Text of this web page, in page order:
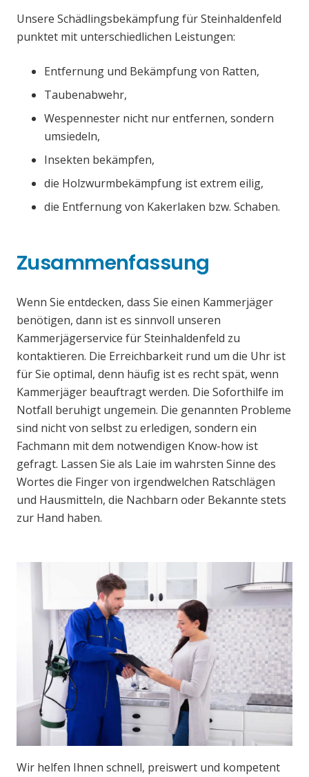
Unsere Schädlingsbekämpfung für Steinhaldenfeld
punktet mit unterschiedlichen Leistungen:
Entfernung und Bekämpfung von Ratten,
Taubenabwehr,
Wespennester nicht nur entfernen, sondern
umsiedeln,
Insekten bekämpfen,
die Holzwurmbekämpfung ist extrem eilig,
die Entfernung von Kakerlaken bzw. Schaben.
Zusammenfassung
Wenn Sie entdecken, dass Sie einen Kammerjäger
benötigen, dann ist es sinnvoll unseren
Kammerjägerservice für Steinhaldenfeld zu
kontaktieren. Die Erreichbarkeit rund um die Uhr ist
für Sie optimal, denn häufig ist es recht spät, wenn
Kammerjäger beauftragt werden. Die Soforthilfe im
Notfall beruhigt ungemein. Die genannten Probleme
sind nicht von selbst zu erledigen, sondern ein
Fachmann mit dem notwendigen Know-how ist
gefragt. Lassen Sie als Laie im wahrsten Sinne des
Wortes die Finger von irgendwelchen Ratschlägen
und Hausmitteln, die Nachbarn oder Bekannte stets
zur Hand haben.
Wir helfen Ihnen schnell, preiswert und kompetent